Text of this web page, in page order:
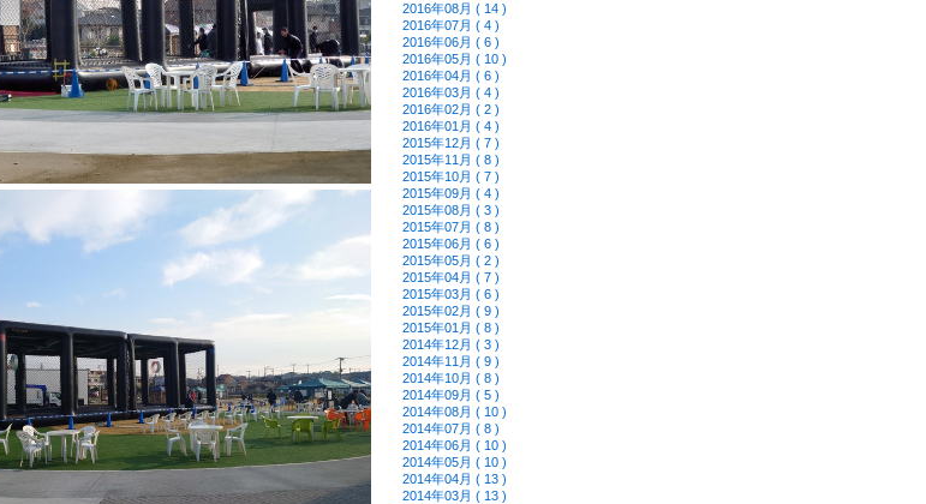
2016年08月 ( 14 )
2016年07月 ( 4 )
2016年06月 ( 6 )
2016年05月 ( 10 )
2016年04月 ( 6 )
2016年03月 ( 4 )
2016年02月 ( 2 )
2016年01月 ( 4 )
2015年12月 ( 7 )
2015年11月 ( 8 )
2015年10月 ( 7 )
2015年09月 ( 4 )
2015年08月 ( 3 )
2015年07月 ( 8 )
2015年06月 ( 6 )
2015年05月 ( 2 )
2015年04月 ( 7 )
2015年03月 ( 6 )
2015年02月 ( 9 )
2015年01月 ( 8 )
2014年12月 ( 3 )
2014年11月 ( 9 )
2014年10月 ( 8 )
2014年09月 ( 5 )
2014年08月 ( 10 )
2014年07月 ( 8 )
2014年06月 ( 10 )
2014年05月 ( 10 )
2014年04月 ( 13 )
2014年03月 ( 13 )